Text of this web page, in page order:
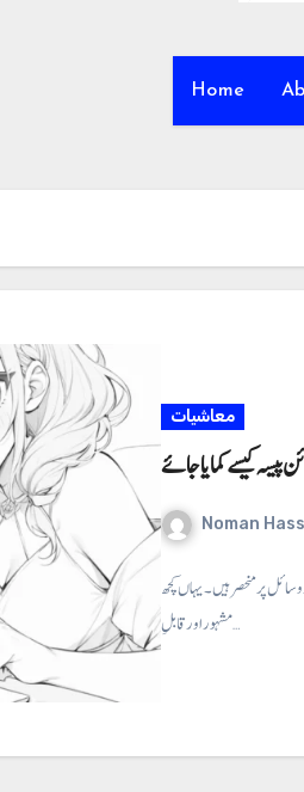
Home
معاشیات
پیسہ کیسے کمایا جائے
Noman
پر منحصر ہیں۔ یہاں کچھ
مشہور اور قابلِ…